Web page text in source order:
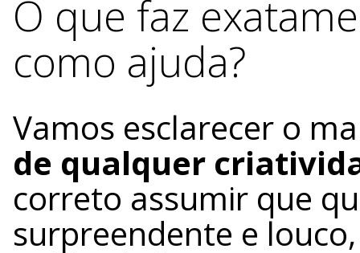
O que faz
como ajuda?
Vamos esclarecer o
de qualquer
correto assumir que
surpreendente e